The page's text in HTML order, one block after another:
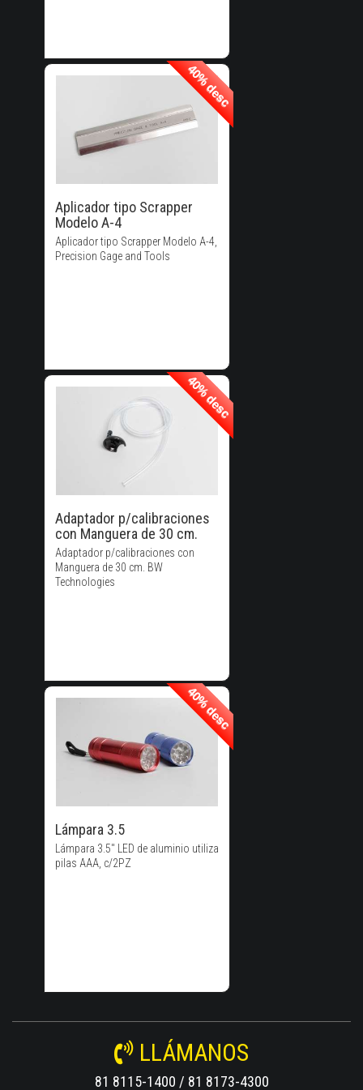
40% desc
Aplicador tipo Scrapper
Modelo A-4
Aplicador tipo Scrapper Modelo A-4,
Precision Gage and Tools
40% desc
40% de
Descuento!
40% desc
Adaptador p/calibraciones
con Manguera de 30 cm.
Adaptador p/calibraciones con
Manguera de 30 cm. BW
Technologies
40% desc
40% de
Descuento!
40% desc
Lámpara 3.5
Lámpara 3.5" LED de aluminio utiliza
pilas AAA, c/2PZ
40% desc
40% de
Descuento!
LLÁMANOS
81 8115-1400 / 81 8173-4300